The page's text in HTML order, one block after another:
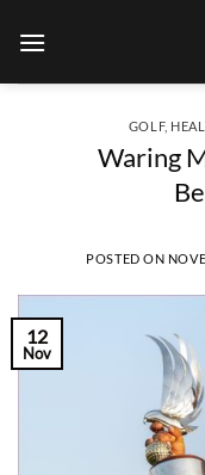
GOLF,
Waring
POSTED ON
12
Nov